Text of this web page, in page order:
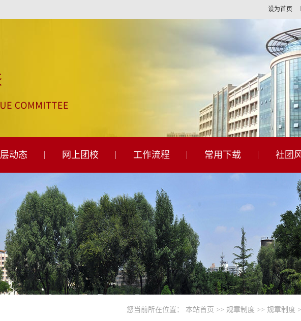
设为首页
动态 网上团校 工作流程 常用下载 社团
您当前所在位置： 本站首页 >> 规章制度 >> 规章制度